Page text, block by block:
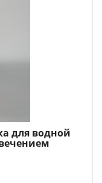
для водной